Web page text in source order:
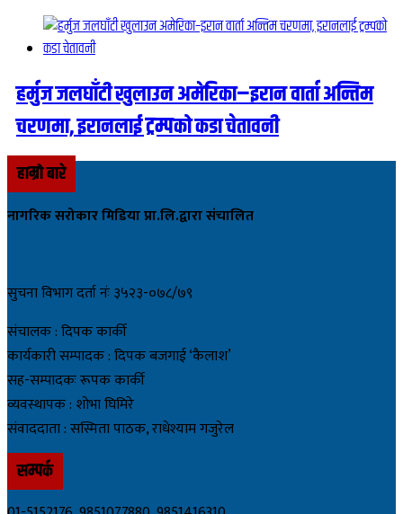
हर्मुज जलघाँटी खुलाउन अमेरिका–इरान वार्ता अन्तिम
चरणमा, इरानलाई ट्रम्पको कडा चेतावनी
हाम्रो बारे
नागरिक सरोकार मिडिया प्रा.लि.द्वारा संचालित
सुचना विभाग दर्ता नंः ३५२३-०७८/७९
संचालक : दिपक कार्की
कार्यकारी सम्पादक : दिपक बजगाई ‘कैलाश’
सह-सम्पादकः रूपक कार्की
व्यवस्थापक : शोभा घिमिरे
संवाददाता : सस्मिता पाठक, राधेश्याम गजुरेल
सम्पर्क